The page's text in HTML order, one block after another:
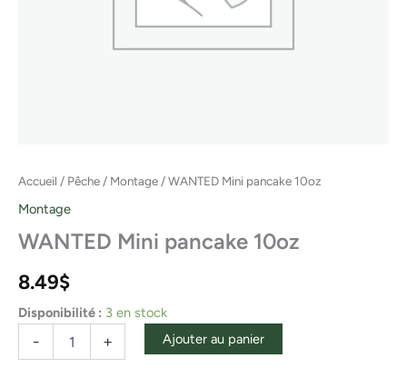
Accueil / Pêche / Montage / WANTED Mini pancake 10oz
Montage
WANTED Mini pancake 10oz
8.49$
Disponibilité : 3 en stock
- + Ajouter au panier